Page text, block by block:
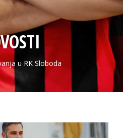
u RK Sloboda